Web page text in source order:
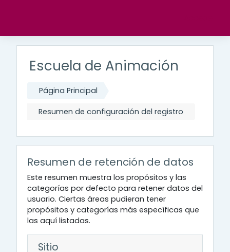
Escuela de Animación
Página Principal
Resumen de configuración del registro
Resumen de retención de datos
Este resumen muestra los propósitos y las
categorías por defecto para retener datos del
usuario. Ciertas áreas pudieran tener
propósitos y categorías más específicas que
las aquí listadas.
Sitio